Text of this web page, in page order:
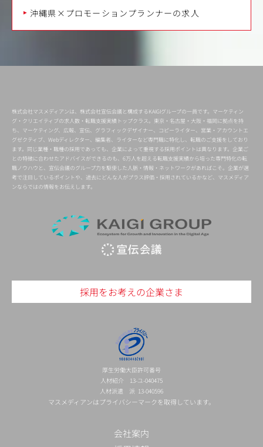
沖縄県×プロモーションプランナーの求人
株式会社マスメディアンは、株式会社宣伝会議と構成するKAIGIグループの一員です。マーケティン
グ・クリエイティブの求人数・転職支援実績トップクラス。東京・名古屋・大阪・福岡に拠点を持
ち、マーケティング、広報、宣伝、グラフィックデザイナー、コピーライター、営業・アカウントエ
グゼクティブ、Webディレクター、編集者、ライターなど専門職に特化し、転職のご支援をしており
ます。同じ業種・職種の採用であっても、企業によって重視する採用ポイントは異なります。企業ご
との特徴に合わせたアドバイスができるのも、6万人を超える転職支援実績から培った専門特化の転
職ノウハウと、宣伝会議のグループ力を駆使した人脈・情報・ネットワークがあればこそ。企業が選
考で注目しているポイントや、過去にどんな人がプラス評価・採用されているかなど、マスメディア
ンならではの情報をお伝えします。
採用をお考えの企業さま
厚生労働大臣許可番号
人材紹介 13-ユ-040475
人材派遣 派 13-040596
マスメディアンはプライバシーマークを取得しています。
会社案内